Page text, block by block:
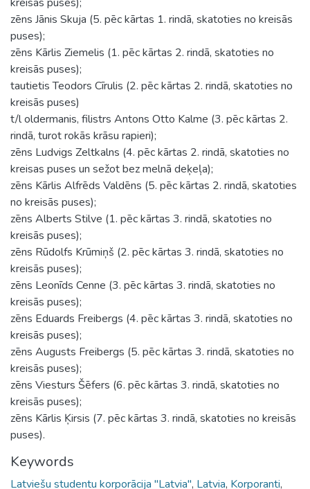
zēns Jānis Skuja (5. pēc kārtas 1. rindā, skatoties no kreisās
puses);
zēns Kārlis Ziemelis (1. pēc kārtas 2. rindā, skatoties no
kreisās puses);
tautietis Teodors Cīrulis (2. pēc kārtas 2. rindā, skatoties no
kreisās puses)
t/l oldermanis, filistrs Antons Otto Kalme (3. pēc kārtas 2.
rindā, turot rokās krāsu rapieri);
zēns Ludvigs Zeltkalns (4. pēc kārtas 2. rindā, skatoties no
kreisas puses un sežot bez melnā deķeļa);
zēns Kārlis Alfrēds Valdēns (5. pēc kārtas 2. rindā, skatoties
no kreisās puses);
zēns Alberts Stilve (1. pēc kārtas 3. rindā, skatoties no
kreisās puses);
zēns Rūdolfs Krūmiņš (2. pēc kārtas 3. rindā, skatoties no
kreisās puses);
zēns Leonīds Cenne (3. pēc kārtas 3. rindā, skatoties no
kreisās puses);
zēns Eduards Freibergs (4. pēc kārtas 3. rindā, skatoties no
kreisās puses);
zēns Augusts Freibergs (5. pēc kārtas 3. rindā, skatoties no
kreisās puses);
zēns Viesturs Šēfers (6. pēc kārtas 3. rindā, skatoties no
kreisās puses);
zēns Kārlis Ķirsis (7. pēc kārtas 3. rindā, skatoties no kreisās
puses).
Keywords
Latviešu studentu korporācija "Latvia", Latvia, Korporanti,